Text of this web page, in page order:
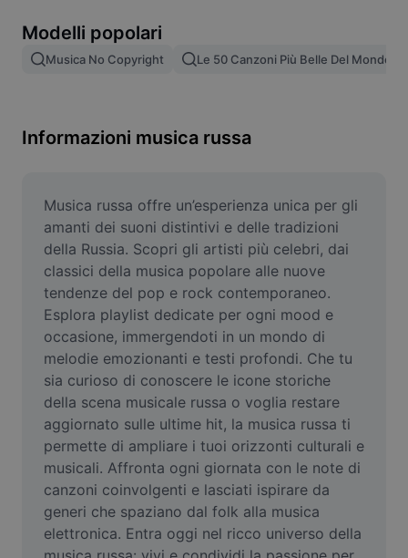
Unione di immagini
Ridimensiona l'immagine
Generatore di meme
AI Text Remover
AI People Remover
AI Inpainting
Face Cutout
Video
Rimuovi sfondo video
Miglioramento della qualità
Editor video
Modelli popolari
Musica No Copyright Le 50 Canzoni Più Belle Del Mondo
Informazioni musica russa
Musica russa offre un’esperienza unica per gli
amanti dei suoni distintivi e delle tradizioni
della Russia. Scopri gli artisti più celebri, dai
classici della musica popolare alle nuove
tendenze del pop e rock contemporaneo.
Esplora playlist dedicate per ogni mood e
occasione, immergendoti in un mondo di
melodie emozionanti e testi profondi. Che tu
sia curioso di conoscere le icone storiche
della scena musicale russa o voglia restare
aggiornato sulle ultime hit, la musica russa ti
permette di ampliare i tuoi orizzonti culturali e
musicali. Affronta ogni giornata con le note di
canzoni coinvolgenti e lasciati ispirare da
generi che spaziano dal folk alla musica
elettronica. Entra oggi nel ricco universo della